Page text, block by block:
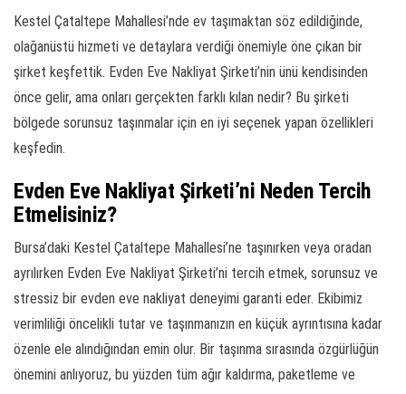
Kestel Çataltepe Mahallesi’nde ev taşımaktan söz edildiğinde,
olağanüstü hizmeti ve detaylara verdiği önemiyle öne çıkan bir
şirket keşfettik. Evden Eve Nakliyat Şirketi’nin ünü kendisinden
önce gelir, ama onları gerçekten farklı kılan nedir? Bu şirketi
bölgede sorunsuz taşınmalar için en iyi seçenek yapan özellikleri
keşfedin.
Evden Eve Nakliyat Şirketi’ni Neden Tercih
Etmelisiniz?
Bursa’daki Kestel Çataltepe Mahallesi’ne taşınırken veya oradan
ayrılırken Evden Eve Nakliyat Şirketi’ni tercih etmek, sorunsuz ve
stressiz bir evden eve nakliyat deneyimi garanti eder. Ekibimiz
verimliliği öncelikli tutar ve taşınmanızın en küçük ayrıntısına kadar
özenle ele alındığından emin olur. Bir taşınma sırasında özgürlüğün
önemini anlıyoruz, bu yüzden tüm ağır kaldırma, paketleme ve